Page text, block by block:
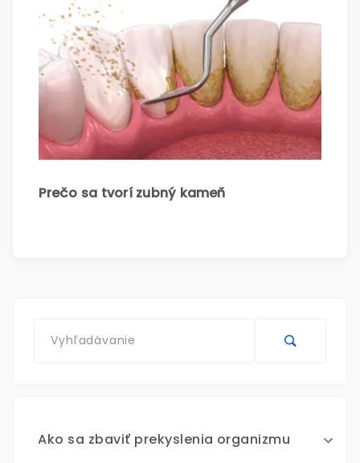
Prečo sa tvorí zubný kameň
Ako sa zbaviť prekyslenia organizmu